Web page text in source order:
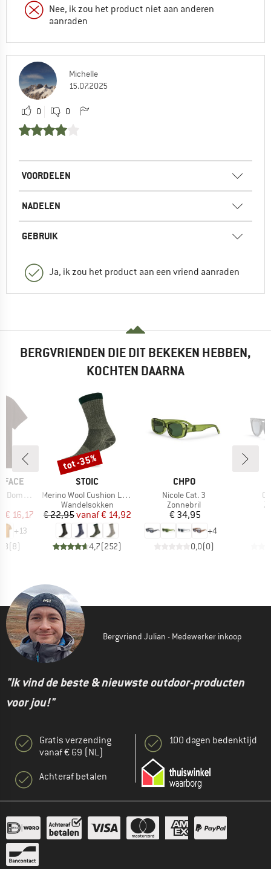
Nee, ik zou het product niet aan anderen
aanraden
Michelle
15.07.2025
0 0
VOORDELEN
NADELEN
GEBRUIK
Ja, ik zou het product aan een vriend aanraden
BERGVRIENDEN DIE DIT BEKEKEN HEBBEN,
KOCHTEN DAARNA
FACE
Sleeve
prijs
€ 16,17
+13
(8)
MERK
STOIC
Artikel
Merino Wool Cushion Light Socks
Productgroep
Wandelsokken
Prijs
€ 22,95 Verlaagde prijs
vanaf€ 14,92
4,7(252)
Korting
tot -35%
MERK
CHPO
Artikel
Nicole Cat. 3
Productgroep
Zonnebril
Prijs
€ 34,95
+4
0,0(0)
Bergvriend Julian - Medewerker inkoop
"Ik vind de beste & nieuwste outdoor-producten
voor jou!"
Gratis verzending
vanaf € 69 (NL)
Achteraf betalen
100 dagen bedenktijd